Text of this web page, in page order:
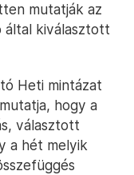
mutatják az
által kiválasztott
Heti mintázat
hogy a
választott
a hét melyik